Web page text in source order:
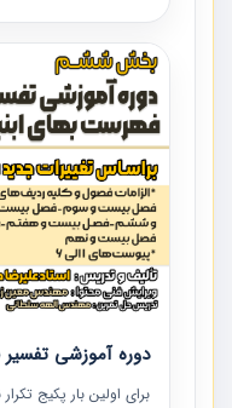
پیمان به همراه
دوره آموزشی
برای اولین بار پکیج